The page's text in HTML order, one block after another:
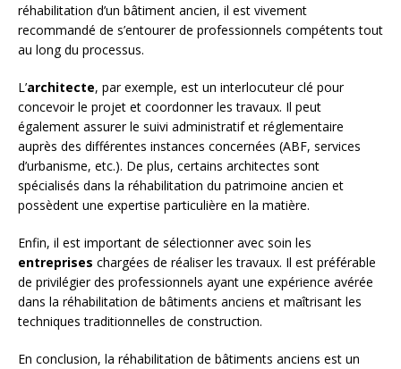
réhabilitation d’un bâtiment ancien, il est vivement
recommandé de s’entourer de professionnels compétents tout
au long du processus.
L’architecte, par exemple, est un interlocuteur clé pour
concevoir le projet et coordonner les travaux. Il peut
également assurer le suivi administratif et réglementaire
auprès des différentes instances concernées (ABF, services
d’urbanisme, etc.). De plus, certains architectes sont
spécialisés dans la réhabilitation du patrimoine ancien et
possèdent une expertise particulière en la matière.
Enfin, il est important de sélectionner avec soin les
entreprises chargées de réaliser les travaux. Il est préférable
de privilégier des professionnels ayant une expérience avérée
dans la réhabilitation de bâtiments anciens et maîtrisant les
techniques traditionnelles de construction.
En conclusion, la réhabilitation de bâtiments anciens est un